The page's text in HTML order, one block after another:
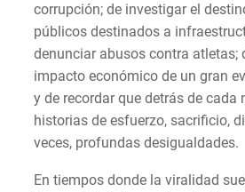
corrupción; de investigar el
públicos destinados a
denunciar abusos contra atletas;
impacto económico de un gran
y de recordar que detrás de cada
historias de esfuerzo, sacrificio,
veces, profundas desigualdades.
En tiempos donde la viralidad